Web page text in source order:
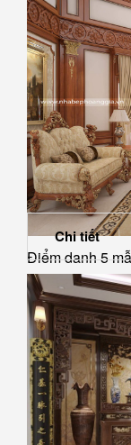
Điểm danh 5
Chi tiết